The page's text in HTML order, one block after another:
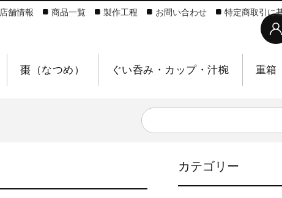
棗（なつめ） ぐい呑み・カップ・汁椀 重箱
店舗情報 商品一覧 製作工程 お問い合わせ 特定商取引に
カテゴリー